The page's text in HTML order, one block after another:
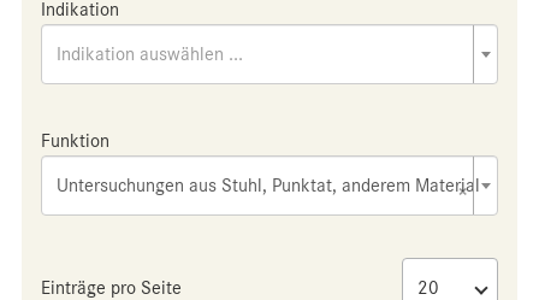
Indikation
Indikation auswählen ...
Funktion
×
Untersuchungen aus Stuhl, Punktat, anderem Material
Einträge pro Seite